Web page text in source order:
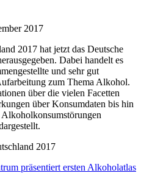
2017
2017 hat jetzt das Deutsche
Dabei handelt es
und sehr gut
zum Thema Alkohol.
über die vielen Facetten
über Konsumdaten bis hin
präsentiert ersten Alkoholatlas